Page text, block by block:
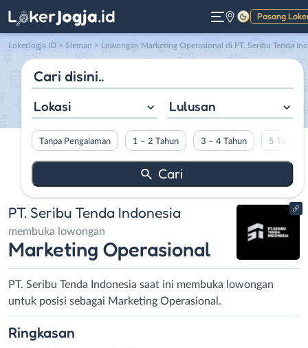
Pasang
Gelap
LokerJogja.ID > Sleman > Lowongan Marketing Operasional di PT. Seribu Tenda Indonesia
Lokasi Lulusan
Tanpa Pengalaman 1 – 2 Tahun 3 – 4 Tahun 5 Tahun
PT. Seribu Tenda Indonesia
membuka lowongan
Marketing Operasional
PT. Seribu Tenda Indonesia saat ini membuka lowongan
untuk posisi sebagai Marketing Operasional.
Ringkasan